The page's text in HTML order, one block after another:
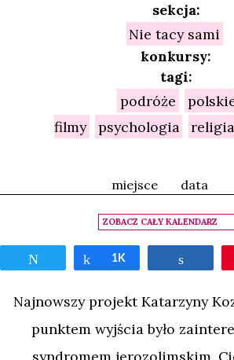
miejsce data
ZOBACZ CAŁY KALENDARZ
Tweetnij Udostępnij
1K
Najnowszy projekt Katarzyny
punktem wyjścia było
sekcja:
Nie tacy sami
konkursy:
tagi:
podróże
filmy
psychologia religia